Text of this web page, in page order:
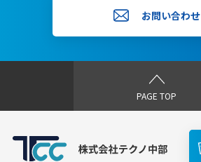
お問い合わせ
PAGE TOP